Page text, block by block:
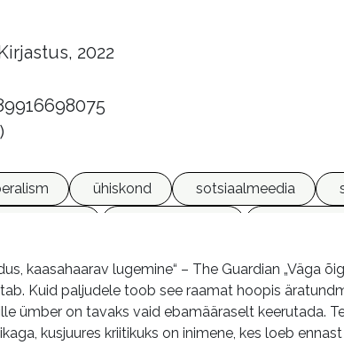
2022
ühiskond sotsiaalmeedia
kaasahaarav lugemine“ – The Guardian „Väga
Kuid paljudele toob see raamat hoopis
ümber on tavaks vaid ebamääraselt keerutada.
kusjuures kriitikuks on inimene, kes loeb